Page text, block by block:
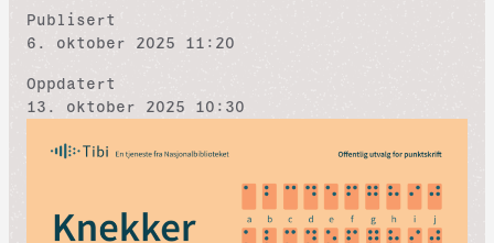
Publisert
6. oktober 2025 11:20
Oppdatert
13. oktober 2025 10:30